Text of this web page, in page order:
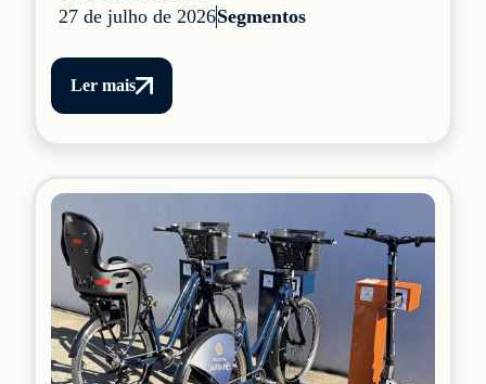
27 de julho de 2026Segmentos
Ler mais